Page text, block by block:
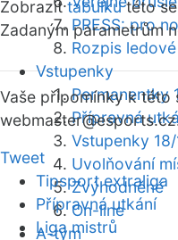
PRESS: pro
Rozpis
Vstupenky
Permanentky
Přípravná
Vstupenky 18/
Uvolňování
Zvýhodněné
On-line
A-tým
Zobrazittabulkutéto
Zadaným parametrům
Vaše připomínky k této
webmaster
Tweet
Tipsport extraliga
Přípravná utkání
Liga mistrů